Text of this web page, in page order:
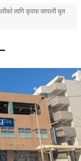
लागि कृपया जापानी मूल